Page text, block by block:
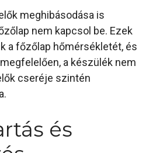
meghibásodása is
nem kapcsol be. Ezek
a főzőlap hőmérsékletét, és
a készülék nem
cseréje szintén
és